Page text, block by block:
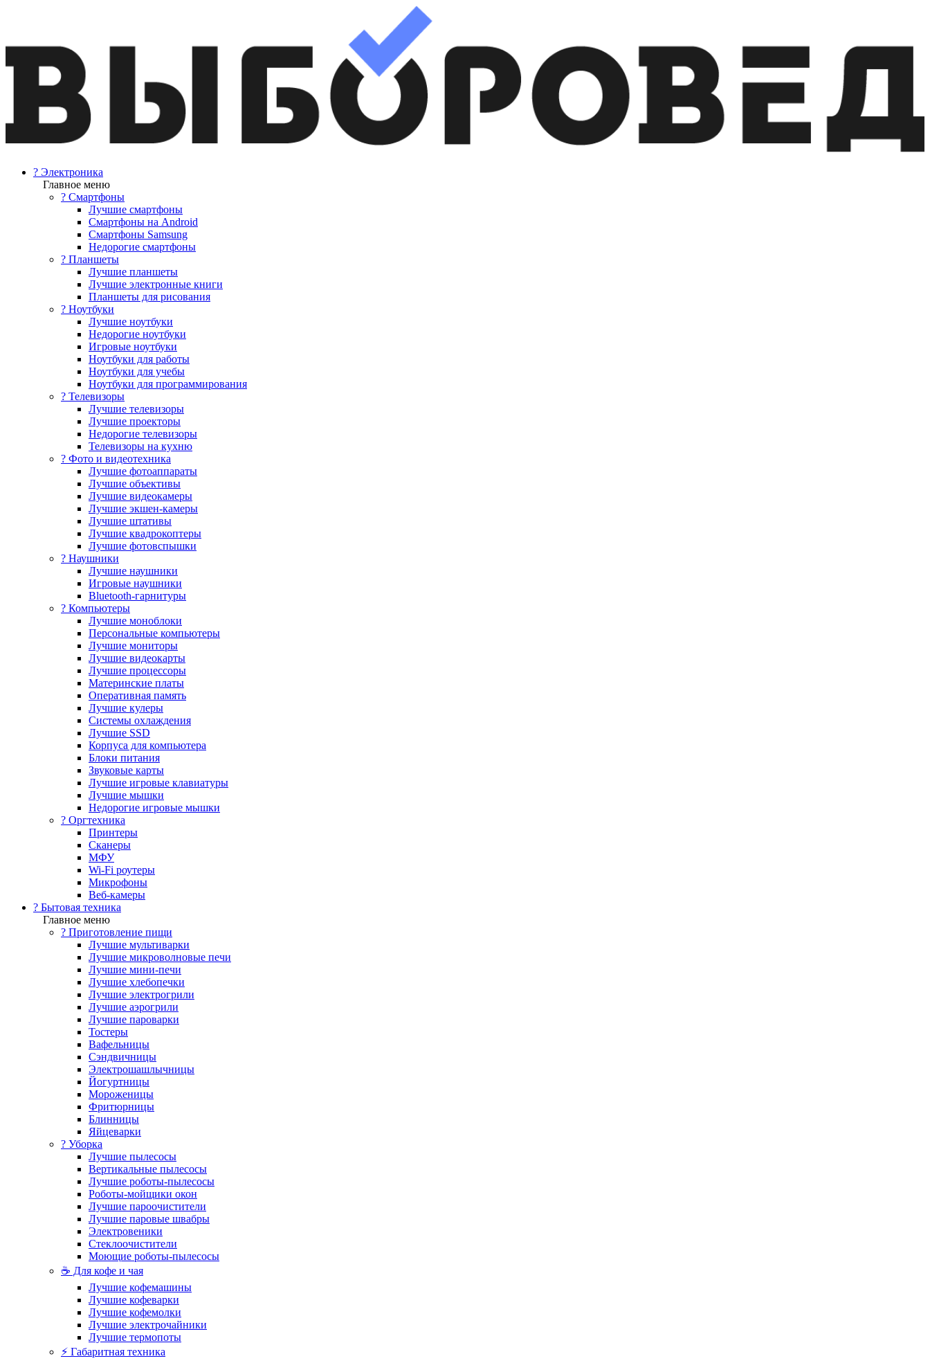
? Электроника
Главное меню
? Смартфоны
Лучшие смартфоны
Смартфоны на Android
Смартфоны Samsung
Недорогие смартфоны
? Планшеты
Лучшие планшеты
Лучшие электронные книги
Планшеты для рисования
? Ноутбуки
Лучшие ноутбуки
Недорогие ноутбуки
Игровые ноутбуки
Ноутбуки для работы
Ноутбуки для учебы
Ноутбуки для программирования
? Телевизоры
Лучшие телевизоры
Лучшие проекторы
Недорогие телевизоры
Телевизоры на кухню
? Фото и видеотехника
Лучшие фотоаппараты
Лучшие объективы
Лучшие видеокамеры
Лучшие экшен-камеры
Лучшие штативы
Лучшие квадрокоптеры
Лучшие фотовспышки
? Наушники
Лучшие наушники
Игровые наушники
Bluetooth-гарнитуры
?️ Компьютеры
Лучшие моноблоки
Персональные компьютеры
Лучшие мониторы
Лучшие видеокарты
Лучшие процессоры
Материнские платы
Оперативная память
Лучшие кулеры
Системы охлаждения
Лучшие SSD
Корпуса для компьютера
Блоки питания
Звуковые карты
Лучшие игровые клавиатуры
Лучшие мышки
Недорогие игровые мышки
?️ Оргтехника
Принтеры
Сканеры
МФУ
Wi-Fi роутеры
Микрофоны
Веб-камеры
? Бытовая техника
Главное меню
? Приготовление пищи
Лучшие мультиварки
Лучшие микроволновые печи
Лучшие мини-печи
Лучшие хлебопечки
Лучшие электрогрили
Лучшие аэрогрили
Лучшие пароварки
Тостеры
Вафельницы
Сэндвичницы
Электрошашлычницы
Йогуртницы
Мороженицы
Фритюрницы
Блинницы
Яйцеварки
? Уборка
Лучшие пылесосы
Вертикальные пылесосы
Лучшие роботы-пылесосы
Роботы-мойщики окон
Лучшие пароочистители
Лучшие паровые швабры
Электровеники
Стеклоочистители
Моющие роботы-пылесосы
☕ Для кофе и чая
Лучшие кофемашины
Лучшие кофеварки
Лучшие кофемолки
Лучшие электрочайники
Лучшие термопоты
⚡ Габаритная техника